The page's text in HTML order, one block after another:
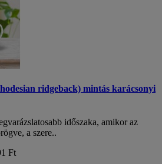
ridgeback) mintás karácsonyi
időszaka, amikor az
a szere..
Ft